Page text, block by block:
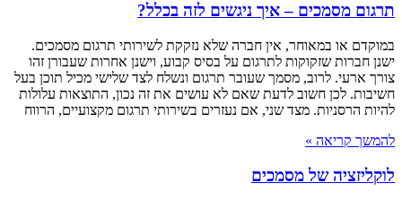
תרגום מסמכים – איך ניגשים לזה בכלל?
במוקדם או במאוחר, אין חברה שלא נזקקת לשירותי תרגום מסמכים.
ישנן חברות שזקוקות לתרגום על בסיס קבוע, וישנן אחרות שעבורן זהו
צורך ארעי. לרוב, מסמך שעובר תרגום ונשלח לצד שלישי מכיל תוכן בעל
חשיבות. לכן חשוב לדעת שאם לא עושים את זה נכון, התוצאות עלולות
להיות הרסניות. מצד שני, אם נעזרים בשירותי תרגום מקצועיים, הרווח
להמשך קריאה »
לוקליזציה של מסמכים